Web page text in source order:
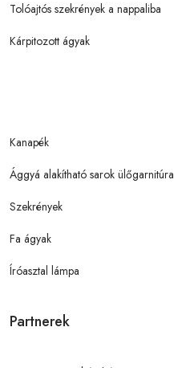
Tolóajtós szekrények a nappaliba
Kárpitozott ágyak
Kanapék
Ággyá alakítható sarok ülőgarnitúra
Szekrények
Fa ágyak
Íróasztal lámpa
Partnerek